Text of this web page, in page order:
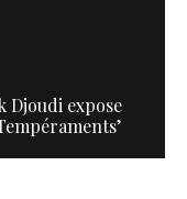
Djoudi expose